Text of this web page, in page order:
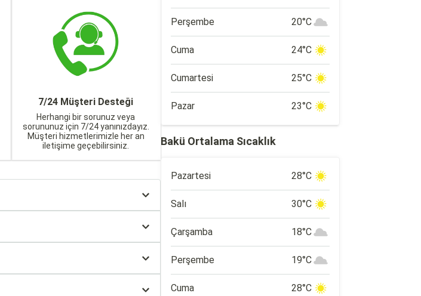
7/24 Müşteri Desteği
Herhangi bir sorunuz veya
sorununuz için 7/24 yanınızdayız.
Müşteri hizmetlerimizle her an
iletişime geçebilirsiniz.
Perşembe 20°C
Cuma 24°C
Cumartesi 25°C
Pazar 23°C
Bakü Ortalama Sıcaklık
Pazartesi 28°C
Salı 30°C
Çarşamba 18°C
Perşembe 19°C
Cuma 28°C